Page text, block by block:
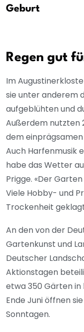
Geburt
Regen gut
Im
sie unter anderem
aufgeblühten und
Außerdem nutzten
dem einprägsamen
Auch Harfenmusik
habe das Wetter
Prigge. «Der
Viele Hobby- und
Trockenheit
An den von der
Gartenkunst und
Deutscher
Aktionstagen
etwa 350 Gärten in
Ende Juni öffnen
Sonntagen.